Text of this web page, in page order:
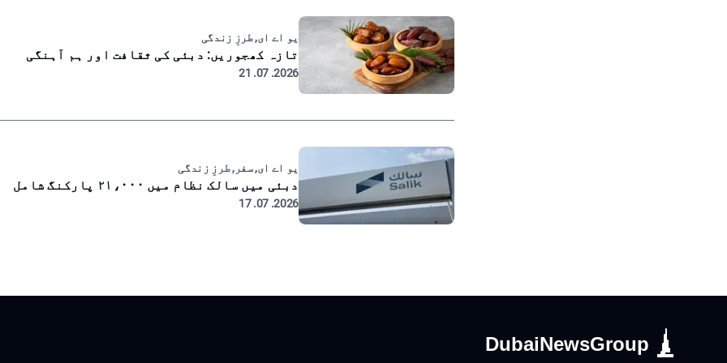
یو اے ای, طرزِ زندگی
تازہ کھجوریں: دبئی کی ثقافت اور ہم آہنگی
2026. 07. 21
یو اے ای, سفر, طرزِ زندگی
دبئی میں سالک نظام میں ۲۱،۰۰۰ پارکنگ شامل
2026. 07. 17
DubaiNewsGroup